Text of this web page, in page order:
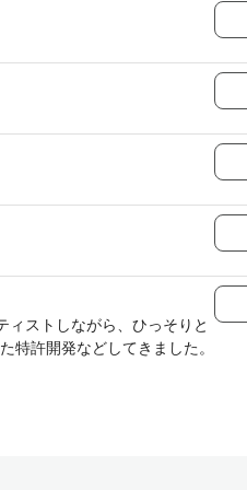
ストしながら、ひっそりと
特許開発などしてきました。